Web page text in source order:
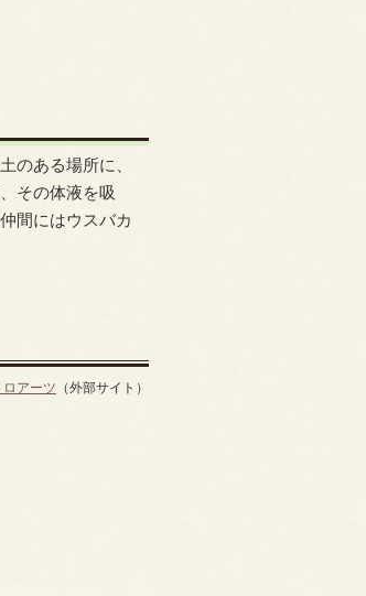
のある場所に、
その体液を吸
間にはウスバカ
ロアーツ （外部サイト）